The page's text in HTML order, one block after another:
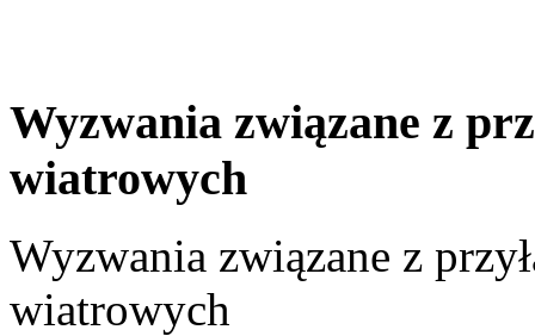
Wyzwania związane z
wiatrowych
Wyzwania związane z
wiatrowych